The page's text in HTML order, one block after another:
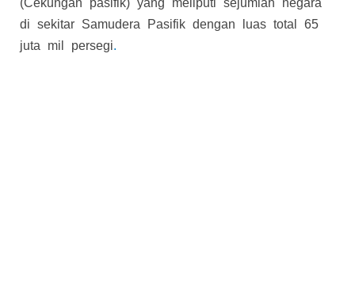
(Cekungan pasifik) yang meliputi sejumlah negara
di sekitar Samudera Pasifik dengan luas total 65
juta mil persegi.